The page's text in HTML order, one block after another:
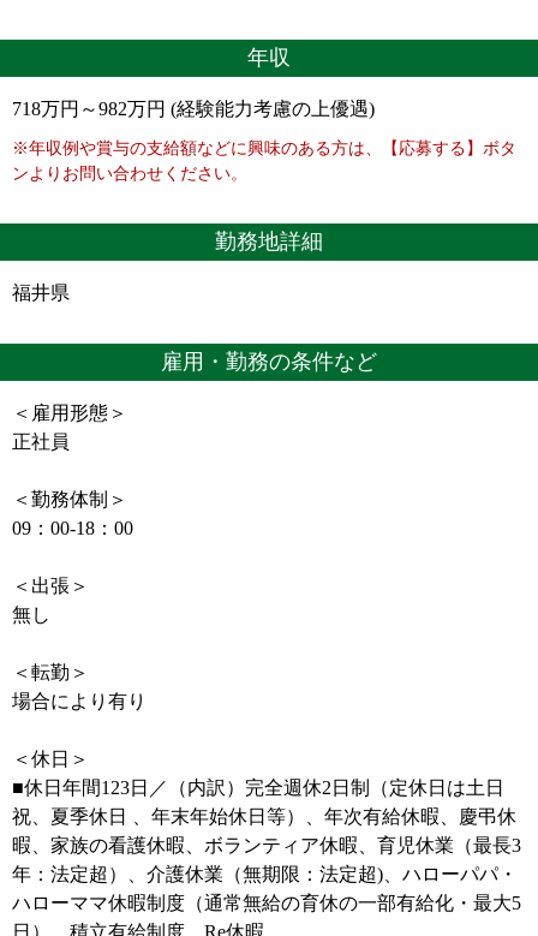
年収
718万円～982万円 (経験能力考慮の上優遇)
※年収例や賞与の支給額などに興味のある方は、【応募する】ボタ
ンよりお問い合わせください。
勤務地詳細
福井県
雇用・勤務の条件など
＜雇用形態＞
正社員
＜勤務体制＞
09：00-18：00
＜出張＞
無し
＜転勤＞
場合により有り
＜休日＞
■休日年間123日／（内訳）完全週休2日制（定休日は土日
祝、夏季休日 、年末年始休日等）、年次有給休暇、慶弔休
暇、家族の看護休暇、ボランティア休暇、育児休業（最長3
年：法定超）、介護休業（無期限：法定超)、ハローパパ・
ハローママ休暇制度（通常無給の育休の一部有給化・最大5
日）、積立有給制度、Re休暇